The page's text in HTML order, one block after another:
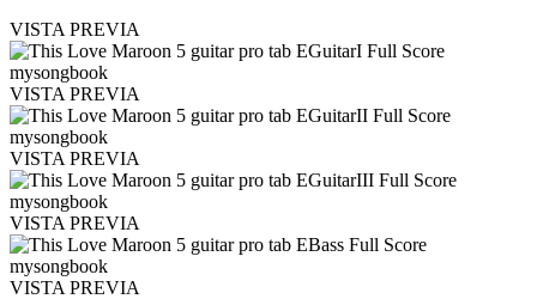
VISTA PREVIA
VISTA PREVIA
VISTA PREVIA
VISTA PREVIA
VISTA PREVIA